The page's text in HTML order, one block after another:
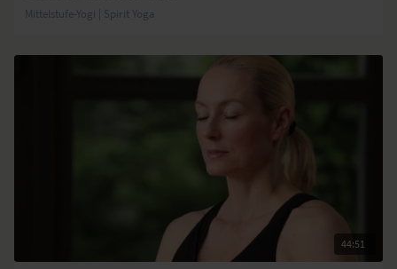
Mittelstufe-Yogi | Spirit Yoga
44:51